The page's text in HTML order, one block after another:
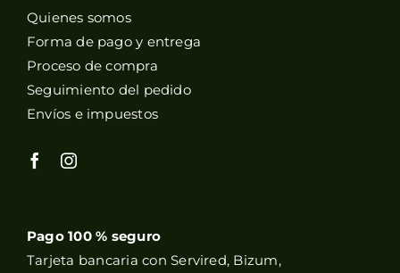
Quienes somos
Forma de pago y entrega
Proceso de compra
Seguimiento del pedido
Envíos e impuestos
Pago 100 % seguro
Tarjeta bancaria con Servired, Bizum,